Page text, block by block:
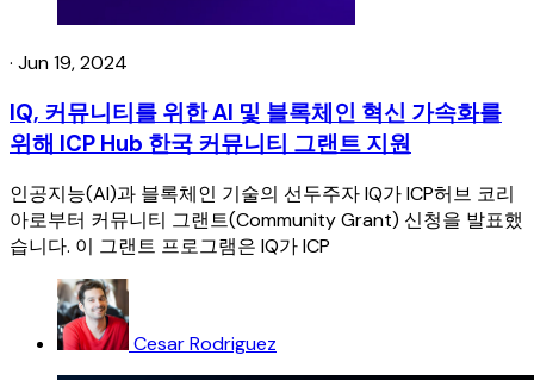
· Jun 19, 2024
IQ, 커뮤니티를 위한 AI 및 블록체인 혁신 가속화를
위해 ICP Hub 한국 커뮤니티 그랜트 지원
인공지능(AI)과 블록체인 기술의 선두주자 IQ가 ICP허브 코리
아로부터 커뮤니티 그랜트(Community Grant) 신청을 발표했
습니다. 이 그랜트 프로그램은 IQ가 ICP
Cesar Rodriguez